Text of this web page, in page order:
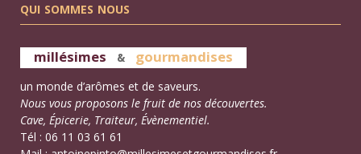
QUI SOMMES NOUS
millésimes & gourmandises
un monde d’arômes et de saveurs.
Nous vous proposons le fruit de nos découvertes.
Cave, Épicerie, Traiteur, Évènementiel.
Tél : 06 11 03 61 61